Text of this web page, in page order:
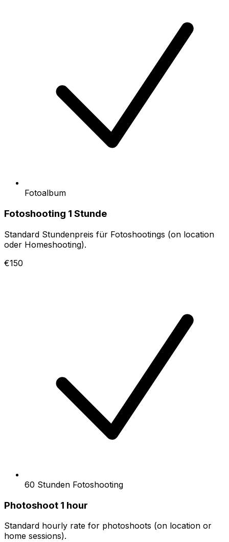
Fotoalbum
Fotoshooting 1 Stunde
Standard Stundenpreis für Fotoshootings (on location
oder Homeshooting).
€150
60 Stunden Fotoshooting
Photoshoot 1 hour
Standard hourly rate for photoshoots (on location or
home sessions).